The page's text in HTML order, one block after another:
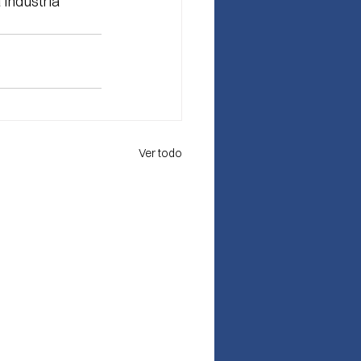
Ver todo